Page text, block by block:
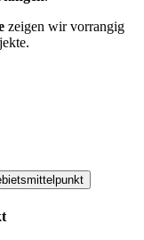
zeigen wir vorrangig